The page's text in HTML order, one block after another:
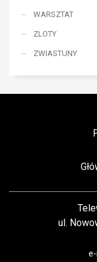
WARSZTAT
ZLOTY
ZWIASTUNY
ul.